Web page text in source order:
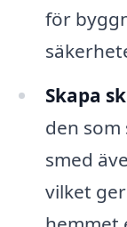
för
Skapa
den
smed
vilket